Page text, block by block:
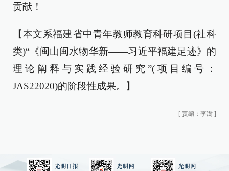
贡献！
【本文系福建省中青年教师教育科研项目(社科
类)“《闽山闽水物华新——习近平福建足迹》的
理论阐释与实践经验研究”(项目编号：
JAS22020)的阶段性成果。】
[ 责编：李澍 ]